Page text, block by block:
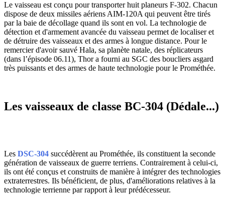
Le vaisseau est conçu pour transporter huit planeurs F-302. Chacun
dispose de deux missiles aériens AIM-120A qui peuvent être tirés
par la baie de décollage quand ils sont en vol. La technologie de
détection et d'armement avancée du vaisseau permet de localiser et
de détruire des vaisseaux et des armes à longue distance. Pour le
remercier d'avoir sauvé Hala, sa planète natale, des réplicateurs
(dans l’épisode 06.11), Thor a fourni au SGC des boucliers asgard
très puissants et des armes de haute technologie pour le Prométhée.
Les vaisseaux de classe BC-304 (Dédale...)
Les DSC-304 succédèrent au Prométhée, ils constituent la seconde
génération de vaisseaux de guerre terriens. Contrairement à celui-ci,
ils ont été conçus et construits de manière à intégrer des technologies
extraterrestres. Ils bénéficient, de plus, d'améliorations relatives à la
technologie terrienne par rapport à leur prédécesseur.